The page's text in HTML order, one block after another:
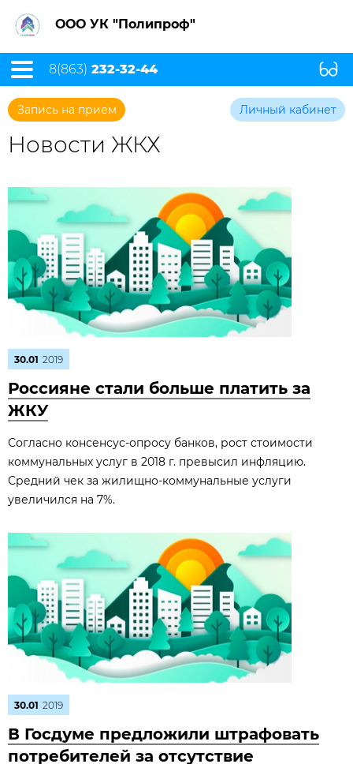
ООО УК "Полипроф"
8(863) 232-32-44
Запись на прием Личный кабинет
Новости ЖКХ
30.01 2019
Россияне стали больше платить за
ЖКУ
Согласно консенсус-опросу банков, рост стоимости
коммунальных услуг в 2018 г. превысил инфляцию.
Средний чек за жилищно-коммунальные услуги
увеличился на 7%.
30.01 2019
В Госдуме предложили штрафовать
потребителей за отсутствие